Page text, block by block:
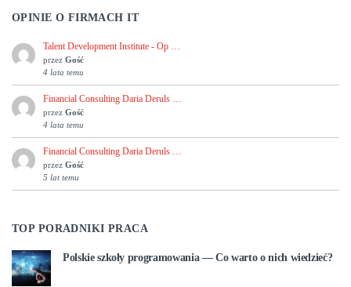
OPINIE O FIRMACH IT
Talent Development Institute - Op …
przez Gość
4 lata temu
Financial Consulting Daria Deruls …
przez Gość
4 lata temu
Financial Consulting Daria Deruls …
przez Gość
5 lat temu
TOP PORADNIKI PRACA
Polskie szkoły programowania — Co warto o nich wiedzieć?